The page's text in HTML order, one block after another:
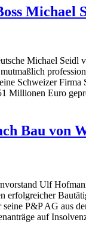
Michael
Michael Seidl
Schweizer
Millionen Euro
Bau von
Ulf
erfolgreicher
P&P AG aus
auf